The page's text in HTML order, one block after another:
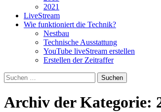
2021
LiveStream
Wie funktioniert die Technik?
Nestbau
Technische Ausstattung
YouTube liveStream erstellen
Erstellen der Zeitraffer
Suchen
nach:
Archiv der Kategorie: